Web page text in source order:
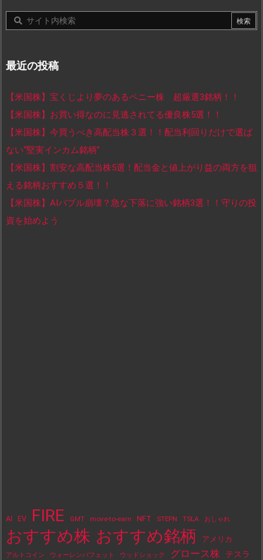
最近の投稿
【米国株】宝くじより夢のあるペニー株 超厳選3銘柄！！
【米国株】お買い得なのに見逃されてる優良株5選！！
【米国株】今買うべき高配当株３選！！配当利回りだけで選ば
ない“堅実インカム銘柄”
【米国株】割安な高配当株5選！配当金と値上がり益の両方を狙
える銘柄おすすめ５選！！
【米国株】AIバブル崩壊？急な下落に強い銘柄3選！！守りの投
資を始めよう
AI EV FIRE GMT move-to-earn NFT STEPN TSLA おしゃれ
おすすめ株 おすすめ銘柄 アメリカ
アルトコイン ウォーレンバフェット ウッドショック グロース株 テスラ